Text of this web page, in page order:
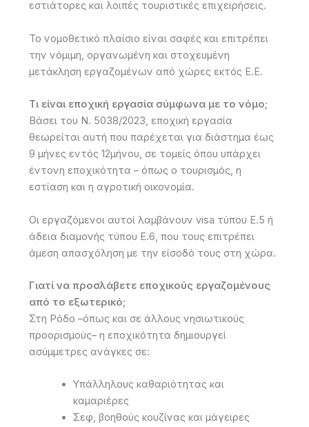
εστιάτορες και λοιπές τουριστικές επιχειρήσεις.
Το νομοθετικό πλαίσιο είναι σαφές και επιτρέπει
την νόμιμη, οργανωμένη και στοχευμένη
μετάκληση εργαζομένων από χώρες εκτός Ε.Ε.
Τι είναι εποχική εργασία σύμφωνα με το νόμο;
Βάσει του Ν. 5038/2023, εποχική εργασία
θεωρείται αυτή που παρέχεται για διάστημα έως
9 μήνες εντός 12μήνου, σε τομείς όπου υπάρχει
έντονη εποχικότητα – όπως ο τουρισμός, η
εστίαση και η αγροτική οικονομία.
Οι εργαζόμενοι αυτοί λαμβάνουν visa τύπου Ε.5 ή
άδεια διαμονής τύπου Ε.6, που τους επιτρέπει
άμεση απασχόληση με την είσοδό τους στη χώρα.
Γιατί να προσλάβετε εποχικούς εργαζομένους
από το εξωτερικό;
Στη Ρόδο –όπως και σε άλλους νησιωτικούς
προορισμούς– η εποχικότητα δημιουργεί
ασύμμετρες ανάγκες σε:
Υπάλληλους καθαριότητας και
καμαριέρες
Σεφ, βοηθούς κουζίνας και μάγειρες